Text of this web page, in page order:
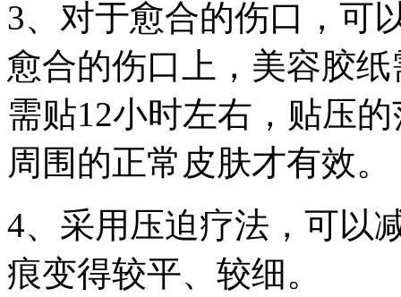
3、对于愈合的伤口，可
愈合的伤口上，美容胶
需贴12小时左右，贴压
周围的正常皮肤才有效。
4、采用压迫疗法，可以
痕变得较平、较细。